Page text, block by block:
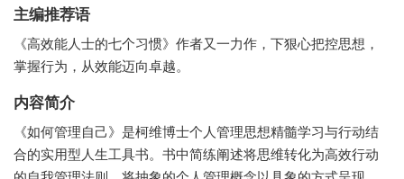
主编推荐语
《高效能人士的七个习惯》作者又一力作，下狠心把控思想，
掌握行为，从效能迈向卓越。
内容简介
《如何管理自己》是柯维博士个人管理思想精髓学习与行动结
合的实用型人生工具书。书中简练阐述将思维转化为高效行动